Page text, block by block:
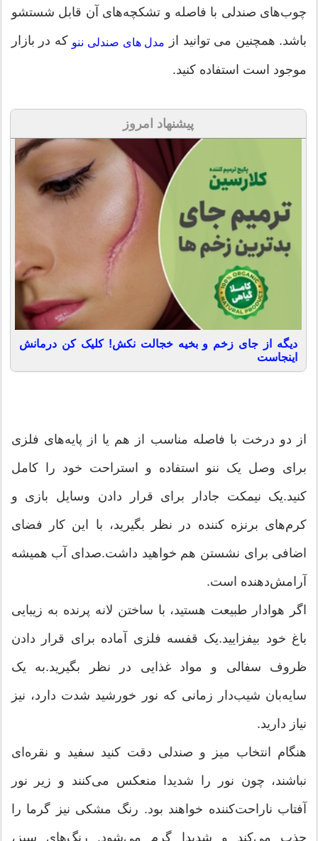
چوب‌های صندلی با فاصله و تشکچه‌های آن قابل شستشو
باشد. همچنین می توانید از
مدل های صندلی ننو که در بازار
موجود است استفاده کنید.
پیشنهاد امروز
دیگه از جای زخم و بخیه خجالت نکش! کلیک کن درمانش
اینجاست
از دو درخت با فاصله مناسب از هم یا از پایه‌های فلزی
برای وصل یک ننو استفاده و استراحت خود را کامل
کنید.یک نیمکت جادار برای قرار دادن وسایل بازی و
کرم‌های برنزه کننده در نظر بگیرید، با این کار فضای
اضافی برای نشستن هم خواهید داشت.صدای آب همیشه
آرامش‌دهنده است.
اگر هوادار طبیعت هستید، با ساختن لانه پرنده به زیبایی
باغ خود بیفزایید.یک قفسه فلزی آماده برای قرار دادن
ظروف سفالی و مواد غذایی در نظر بگیرید.به یک
سایه‌بان شیب‌دار زمانی که نور خورشید شدت دارد، نیز
نیاز دارید.
هنگام انتخاب میز و صندلی دقت کنید سفید و نقره‌ای
نباشند، چون نور را شدیدا منعکس می‌کنند و زیر نور
آفتاب ناراحت‌کننده خواهند بود. رنگ مشکی نیز گرما را
جذب می‌کند و شدیدا گرم می‌شود. رنگ‌های سبز،